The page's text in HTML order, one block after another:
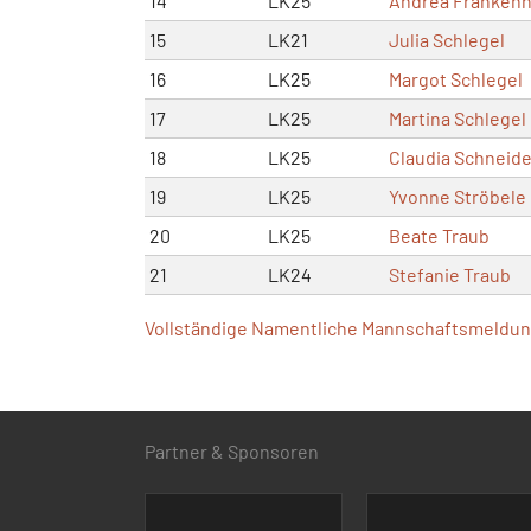
15
LK21 Julia Schlegel
16
LK25 Margot Schlegel
17
LK25 Martina Schlegel
18
LK25 Claudia
19
LK25 Yvonne Ströbele
20
LK25 Beate Traub
21
LK24 Stefanie Traub
Vollständige Namentliche
Partner & Sponsoren